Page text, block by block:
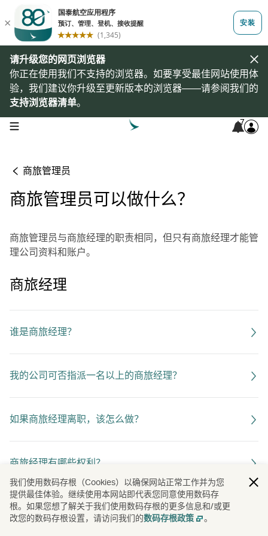
请升级您的网页浏览器
你正在使用我们不支持的浏览器。如要享受最佳网站使用体
验，我们建议你升级至更新版本的浏览器——请参阅我们的
支持浏览器清单。
open navigation menu 7
商旅管理员
商旅管理员可以做什么？
商旅管理员与商旅经理的职责相同，但只有商旅经理才能管
理公司资料和账户。
商旅经理
谁是商旅经理？
我的公司可否指派一名以上的商旅经理？
如果商旅经理离职，该怎么做？
商旅经理有哪些权利？
我们使用数码存根（Cookies）以确保网站正常工作并为您
提供最佳体验。继续使用本网站即代表您同意使用数码存
根。如果您想了解关于我们使用数码存根的更多信息和/或更
改您的数码存根设置，请访问我们的数码存根政策 。